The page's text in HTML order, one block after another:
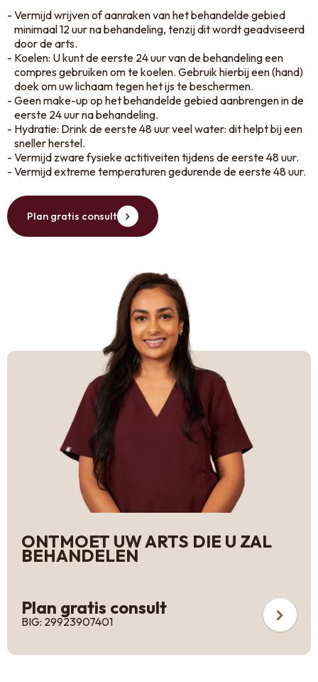
Vermijd wrijven of aanraken van het behandelde gebied
minimaal 12 uur na behandeling, tenzij dit wordt geadviseerd
door de arts.
Koelen: U kunt de eerste 24 uur van de behandeling een
compres gebruiken om te koelen. Gebruik hierbij een (hand)
doek om uw lichaam tegen het ijs te beschermen.
Geen make-up op het behandelde gebied aanbrengen in de
eerste 24 uur na behandeling.
Hydratie: Drink de eerste 48 uur veel water: dit helpt bij een
sneller herstel.
Vermijd zware fysieke actitiveiten tijdens de eerste 48 uur.
Vermijd extreme temperaturen gedurende de eerste 48 uur.
Plan gratis consult
ONTMOET UW ARTS DIE U ZAL
BEHANDELEN
Plan gratis consult
BIG: 29923907401